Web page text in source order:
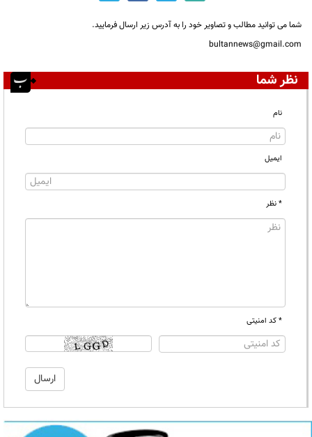
شما می توانید مطالب و تصاویر خود را به آدرس زیر ارسال فرمایید.
bultannews@gmail.com
نظر شما
نام
ایمیل
* نظر
* کد امنیتی